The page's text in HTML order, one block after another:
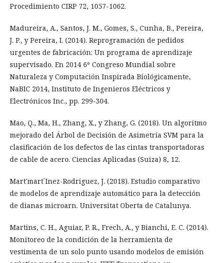
Procedimiento CIRP 72, 1057-1062.
Madureira, A., Santos, J. M., Gomes, S., Cunha, B., Pereira,
J. P., y Pereira, I. (2014). Reprogramación de pedidos
urgentes de fabricación: Un programa de aprendizaje
supervisado. En 2014 6º Congreso Mundial sobre
Naturaleza y Computación Inspirada Biológicamente,
NaBIC 2014, Instituto de Ingenieros Eléctricos y
Electrónicos Inc., pp. 299-304.
Mao, Q., Ma, H., Zhang, X., y Zhang, G. (2018). Un algoritmo
mejorado del Árbol de Decisión de Asimetría SVM para la
clasificación de los defectos de las cintas transportadoras
de cable de acero. Ciencias Aplicadas (Suiza) 8, 12.
Mart'mart´Inez-Rodriguez, J. (2018). Estudio comparativo
de modelos de aprendizaje automático para la detección
de dianas microarn. Universitat Oberta de Catalunya.
Martins, C. H., Aguiar, P. R., Frech, A., y Bianchi, E. C. (2014).
Monitoreo de la condición de la herramienta de
vestimenta de un solo punto usando modelos de emisión